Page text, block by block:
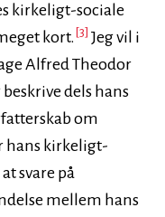
kirkeligt-sociale
kort. [3] Jeg vil i
Alfred Theodor
dels hans
om
hans kirkeligt-
svare på
mellem hans